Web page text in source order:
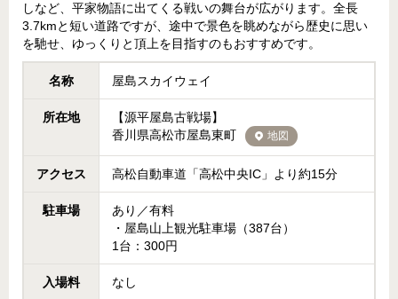
しなど、平家物語に出てくる戦いの舞台が広がります。全長
3.7kmと短い道路ですが、途中で景色を眺めながら歴史に思い
を馳せ、ゆっくりと頂上を目指すのもおすすめです。
名称 屋島スカイウェイ
所在地
【源平屋島古戦場】
香川県高松市屋島東町
地図
アクセス 高松自動車道「高松中央IC」より約15分
駐車場
あり／有料
・屋島山上観光駐車場（387台）
1台：300円
入場料 なし